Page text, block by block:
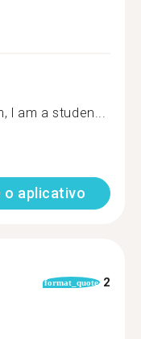
l am a studen...
o aplicativo
format_quote 2